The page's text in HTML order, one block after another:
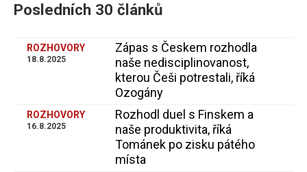
Posledních 30 článků
ROZHOVORY
18.8.2025
Zápas s Českem rozhodla
naše nedisciplinovanost,
kterou Češi potrestali, říká
Ozogány
ROZHOVORY
16.8.2025
Rozhodl duel s Finskem a
naše produktivita, říká
Tománek po zisku pátého
místa